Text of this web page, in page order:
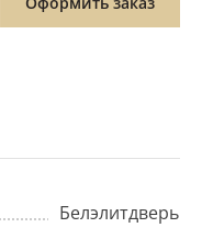
Белэлитдверь